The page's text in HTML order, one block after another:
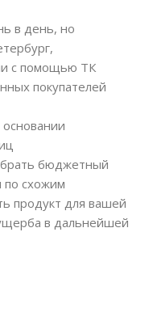
в день, но
с помощью ТК
покупателей
бюджетный
по схожим
продукт для вашей
в дальнейшей